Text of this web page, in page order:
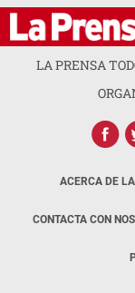
LA PRENSA
ACERCA DE
CONTACTA CON